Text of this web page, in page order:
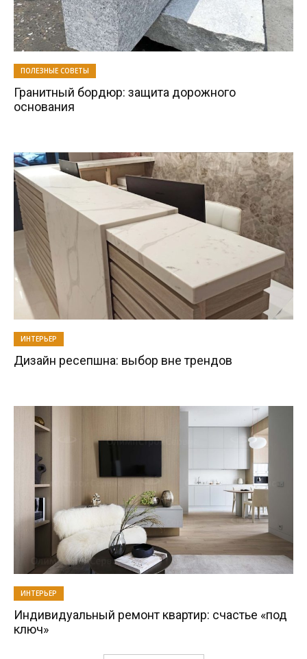
ПОЛЕЗНЫЕ СОВЕТЫ
Гранитный бордюр: защита дорожного
основания
ИНТЕРЬЕР
Дизайн ресепшна: выбор вне трендов
ИНТЕРЬЕР
Индивидуальный ремонт квартир: счастье «под
ключ»